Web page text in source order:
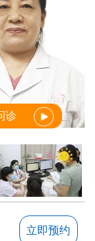
诊
立即预约